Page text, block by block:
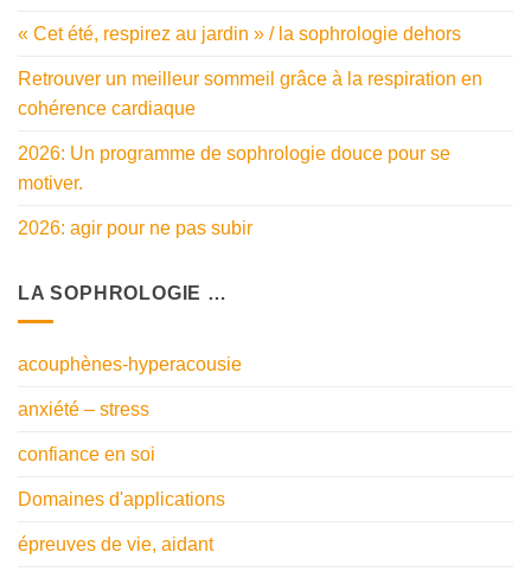
« Cet été, respirez au jardin » / la sophrologie dehors
Retrouver un meilleur sommeil grâce à la respiration en
cohérence cardiaque
2026: Un programme de sophrologie douce pour se
motiver.
2026: agir pour ne pas subir
LA SOPHROLOGIE …
acouphènes-hyperacousie
anxiété – stress
confiance en soi
Domaines d'applications
épreuves de vie, aidant